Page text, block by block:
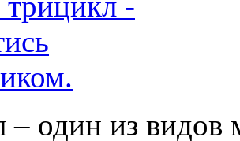
один из видов